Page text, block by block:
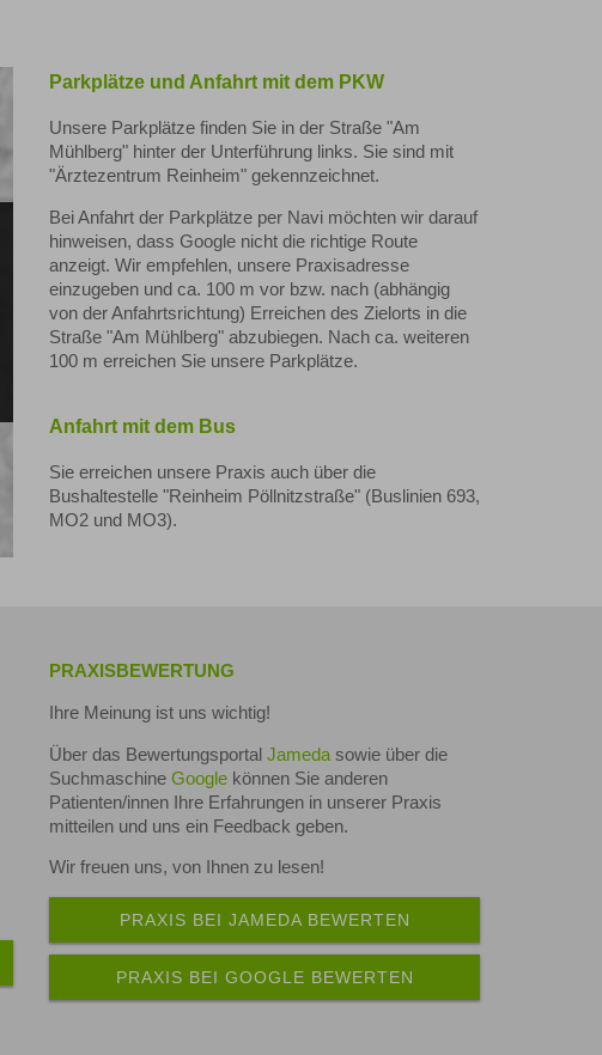
Parkplätze und Anfahrt mit dem PKW
Unsere Parkplätze finden Sie in der Straße "Am
Mühlberg" hinter der Unterführung links. Sie sind mit
"Ärztezentrum Reinheim" gekennzeichnet.
Bei Anfahrt der Parkplätze per Navi möchten wir darauf
hinweisen, dass Google nicht die richtige Route
anzeigt. Wir empfehlen, unsere Praxisadresse
einzugeben und ca. 100 m vor bzw. nach (abhängig
von der Anfahrtsrichtung) Erreichen des Zielorts in die
Straße "Am Mühlberg" abzubiegen. Nach ca. weiteren
100 m erreichen Sie unsere Parkplätze.
Anfahrt mit dem Bus
Sie erreichen unsere Praxis auch über die
Bushaltestelle "Reinheim Pöllnitzstraße" (Buslinien 693,
MO2 und MO3).
PRAXISBEWERTUNG
Ihre Meinung ist uns wichtig!
Über das Bewertungsportal Jameda sowie über die
Suchmaschine Google können Sie anderen
Patienten/innen Ihre Erfahrungen in unserer Praxis
mitteilen und uns ein Feedback geben.
Wir freuen uns, von Ihnen zu lesen!
PRAXIS BEI JAMEDA BEWERTEN
PRAXIS BEI GOOGLE BEWERTEN